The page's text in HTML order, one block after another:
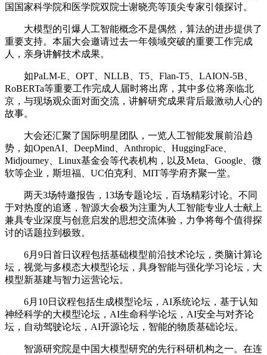
国国家科学院和医学院双院士谢晓亮等顶尖专家引领探讨。
大模型的引爆人工智能概念不是偶然，算法的进步提供了
重要支持。本届大会邀请过去一年领域突破的重要工作完成
人，亲身讲解技术成果。
如PaLM-E、OPT、NLLB、T5、Flan-T5、LAION-5B、
RoBERTa等重要工作完成人届时将出席，其中多位将亲临北
京，与现场观众面对面交流，讲解研究成果背后最激动人心的
故事。
大会还汇聚了国际明星团队，一览人工智能发展前沿趋
势，如OpenAI、DeepMind、Anthropic、HuggingFace、
Midjourney、Linux基金会等代表机构，以及Meta、Google、微
软等企业，斯坦福、UC伯克利、MIT等学府齐聚一堂。
两天3场特邀报告，13场专题论坛，百场精彩讨论。不同
于对热度的追逐，智源大会极为注重为人工智能专业人士献上
兼具专业深度与创意启发的思想交流体验，力争将每个值得探
讨的话题拉到极致。
6月9日首日议程包括基础模型前沿技术论坛，类脑计算论
坛，视觉与多模态大模型论坛，具身智能与强化学习论坛，大
模型新基建与智力运营论坛。
6月10日议程包括生成模型论坛，AI系统论坛，基于认知
神经科学的大模型论坛，AI生命科学论坛，AI安全与对齐论
坛，自动驾驶论坛，AI开源论坛，智能的物质基础论坛。
智源研究院是中国大模型研究的先行科研机构之一。在连